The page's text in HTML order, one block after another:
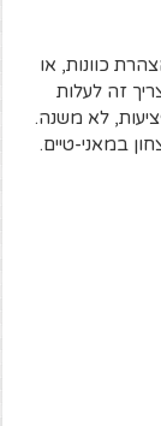
כוונות, או
זה לעלות
לא משנה.
במאני-טיים.